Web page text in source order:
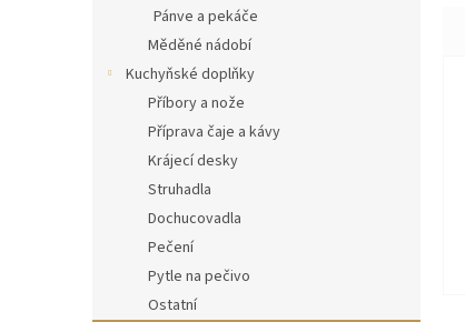
Pánve a pekáče
Měděné nádobí
Kuchyňské doplňky
Příbory a nože
Příprava čaje a kávy
Krájecí desky
Struhadla
Dochucovadla
Pečení
Pytle na pečivo
Ostatní